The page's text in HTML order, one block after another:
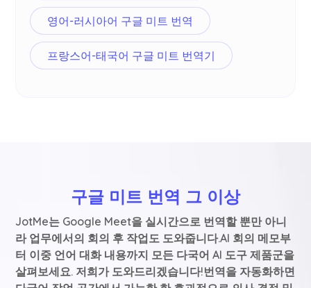
영어-러시아어 구글 미트 번역
프랑스어-태국어 구글 미트 번역기
구글 미트 번역 그 이상
JotMe는 Google Meet을 실시간으로 번역할 뿐만 아니
라 업무에서의 회의 후 작업도 도와줍니다.AI 회의 메모부
터 이중 언어 대화 내용까지 모든 다국어 AI 도구 제품군을
살펴보세요. 저희가 도와드리겠습니다!번역을 자동화하면